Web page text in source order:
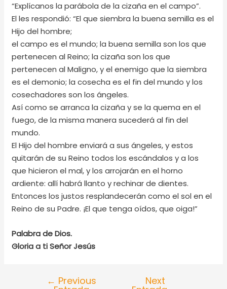
“Explícanos la parábola de la cizaña en el campo”.
El les respondió: “El que siembra la buena semilla es el
Hijo del hombre;
el campo es el mundo; la buena semilla son los que
pertenecen al Reino; la cizaña son los que
pertenecen al Maligno, y el enemigo que la siembra
es el demonio; la cosecha es el fin del mundo y los
cosechadores son los ángeles.
Así como se arranca la cizaña y se la quema en el
fuego, de la misma manera sucederá al fin del
mundo.
El Hijo del hombre enviará a sus ángeles, y estos
quitarán de su Reino todos los escándalos y a los
que hicieron el mal, y los arrojarán en el horno
ardiente: allí habrá llanto y rechinar de dientes.
Entonces los justos resplandecerán como el sol en el
Reino de su Padre. ¡El que tenga oídos, que oiga!”
Palabra de Dios.
Gloria a ti Señor Jesús
← Previous Next